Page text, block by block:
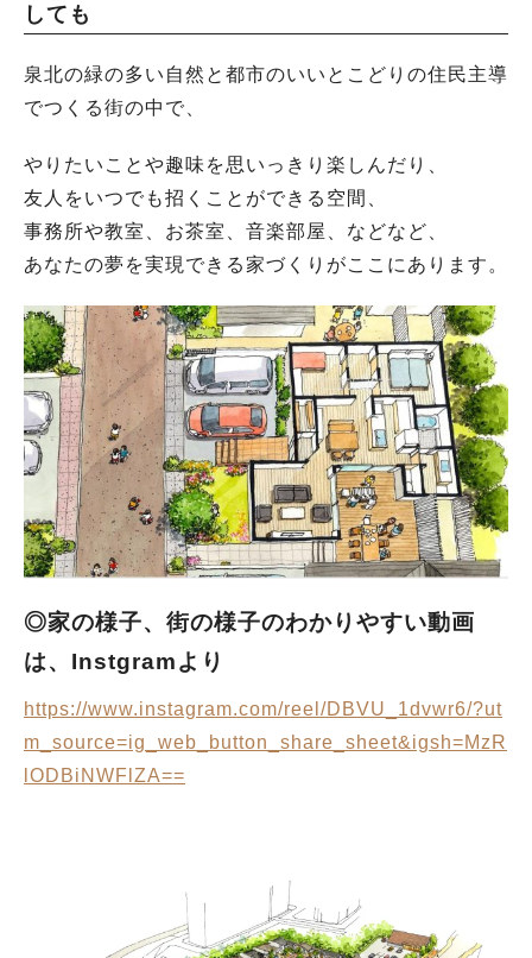
しても
泉北の緑の多い自然と都市のいいとこどりの住民主導
でつくる街の中で、
やりたいことや趣味を思いっきり楽しんだり、
友人をいつでも招くことができる空間、
事務所や教室、お茶室、音楽部屋、などなど、
あなたの夢を実現できる家づくりがここにあります。
◎家の様子、街の様子のわかりやすい動画
は、Instgramより
https://www.instagram.com/reel/DBVU_1dvwr6/?ut
m_source=ig_web_button_share_sheet&igsh=MzR
lODBiNWFlZA==